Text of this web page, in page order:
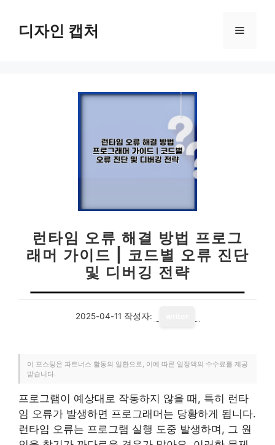
디자인 캡처 메
런타임 오류 해결 방법 프로그
래머 가이드 | 코드별 오류 진단
및 디버깅 전략
2025-04-11 작성자:
이 포스팅은 파트너스 활동의 일환으로, 이에 따른 일정액의 수수료를 제공
받습니다.
프로그램이 예상대로 작동하지 않을 때, 특히 런타
임 오류가 발생하면 프로그래머는 당황하게 됩니다.
런타임 오류는 프로그램 실행 도중 발생하며, 그 원